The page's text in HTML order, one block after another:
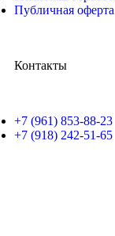
Публичная оферта
Контакты
+7 (961) 853-88-23
+7 (918) 242-51-65